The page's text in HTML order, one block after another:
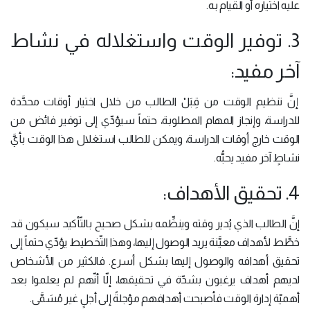
عليه اختياره أو القيام به.
3. توفير الوقت واستغلاله في نشاط
آخر مفيد:
إنَّ تنظيم الوقت من قِبَلْ الطالب من خلال اختيار أوقات محدَّدة
للدراسة، وإنجاز المهام المطلوبة، حتماً سيؤدِّي إلى توفير فائض من
الوقت خارج أوقات الدراسة، ويمكن للطالب استغلال هذا الوقت بأيَّ
نشاطٍ آخر مفيد يحبُّه.
4. تحقيق الأهداف:
إنَّ الطالب الذي يُدير وقته وينظِّمه بشكل صحيح بالتّأكيد سيكون قد
خطَّط لأهداف معيَّنة يريد الوصول إليها، وهذا التّخطيط يؤدِّي حتماً إلى
تحقيق أهدافه والوصول إليها بشكل أسرع. فالكثير من الأشخاص
لديهم أهداف يرغبون بشدّة في تحقيقها، إلّا أنّهم لم يعلموا بعد
أهميّة إدارة الوقت فأصبحت أهدافهم مؤجلةً إلى أجلٍ غير مُسَمَّى.